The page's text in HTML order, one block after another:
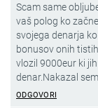
Scam same
vaš polog ko
svojega denarja
bonusov onih
vlozil 9000eur ki
denar.Nakazal
ODGOVORI